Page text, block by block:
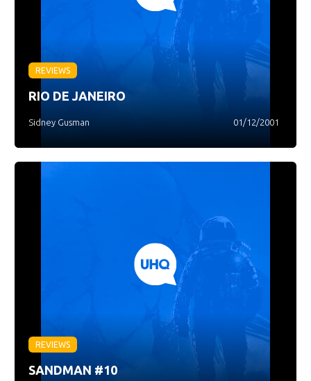
REVIEWS
RIO DE JANEIRO
Sidney Gusman 01/12/2001
REVIEWS
SANDMAN #10